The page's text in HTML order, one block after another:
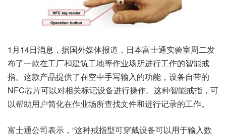
1月14日消息，据国外媒体报道，日本富士通实验室周二发
布了一款在工厂和建筑工地等作业场所进行工作的智能戒
指。这款产品提供了在空中手写输入的功能，设备自带的
NFC芯片可以对相关标记设备进行操作。这种智能戒指，可
以帮助用户简化在作业场所查找文件和进行记录的工作。
富士通公司表示，“这种戒指型可穿戴设备可以用于输入数